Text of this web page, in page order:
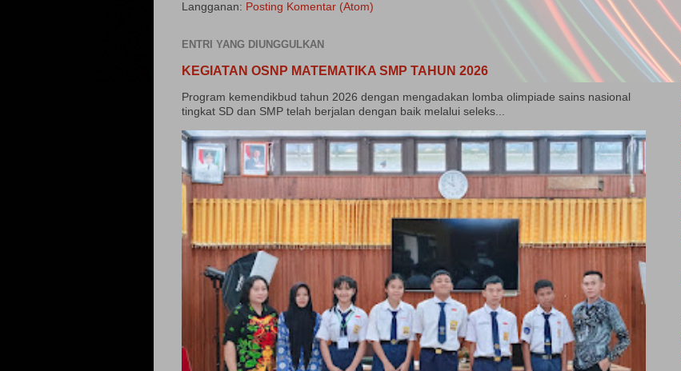
Langganan: Posting Komentar (Atom)
ENTRI YANG DIUNGGULKAN
KEGIATAN OSNP MATEMATIKA SMP TAHUN 2026
Program kemendikbud tahun 2026 dengan mengadakan lomba olimpiade sains nasional
tingkat SD dan SMP telah berjalan dengan baik melalui seleks...